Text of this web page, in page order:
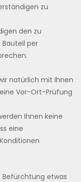
zu
den zu
per
natürlich mit Ihnen
Vor-Ort-Prüfung
Ihnen keine
eine
Befürchtung etwas